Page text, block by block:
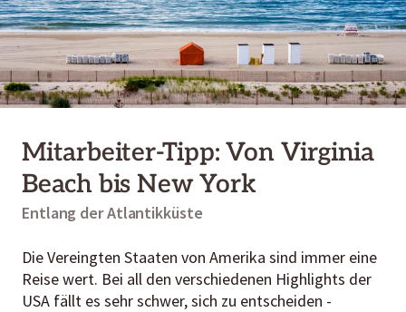
Mitarbeiter-Tipp: Von Virginia
Beach bis New York
Entlang der Atlantikküste
Die Vereingten Staaten von Amerika sind immer eine
Reise wert. Bei all den verschiedenen Highlights der
USA fällt es sehr schwer, sich zu entscheiden -